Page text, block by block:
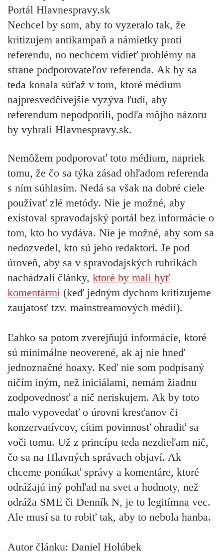
Portál Hlavnespravy.sk
Nechcel by som, aby to vyzeralo tak, že
kritizujem antikampaň a námietky proti
referendu, no nechcem vidieť problémy na
strane podporovateľov referenda. Ak by sa
teda konala súťaž v tom, ktoré médium
najpresvedčivejšie vyzýva ľudí, aby
referendum nepodporili, podľa môjho názoru
by vyhrali Hlavnespravy.sk.
Nemôžem podporovať toto médium, napriek
tomu, že čo sa týka zásad ohľadom referenda
s ním súhlasím. Nedá sa však na dobré ciele
používať zlé metódy. Nie je možné, aby
existoval spravodajský portál bez informácie o
tom, kto ho vydáva. Nie je možné, aby som sa
nedozvedel, kto sú jeho redaktori. Je pod
úroveň, aby sa v spravodajských rubrikách
nachádzali články, ktoré by mali byť
komentármi (keď jedným dychom kritizujeme
zaujatosť tzv. mainstreamových médií).
Ľahko sa potom zverejňujú informácie, ktoré
sú minimálne neoverené, ak aj nie hneď
jednoznačné hoaxy. Keď nie som podpísaný
ničím iným, než iniciálami, nemám žiadnu
zodpovednosť a nič neriskujem. Ak by toto
malo vypovedať o úrovni kresťanov či
konzervatívcov, cítim povinnosť ohradiť sa
voči tomu. Už z princípu teda nezdieľam nič,
čo sa na Hlavných správach objaví. Ak
chceme ponúkať správy a komentáre, ktoré
odrážajú iný pohľad na svet a hodnoty, než
odráža SME či Denník N, je to legitímna vec.
Ale musí sa to robiť tak, aby to nebola hanba.
Autor článku: Daniel Holúbek